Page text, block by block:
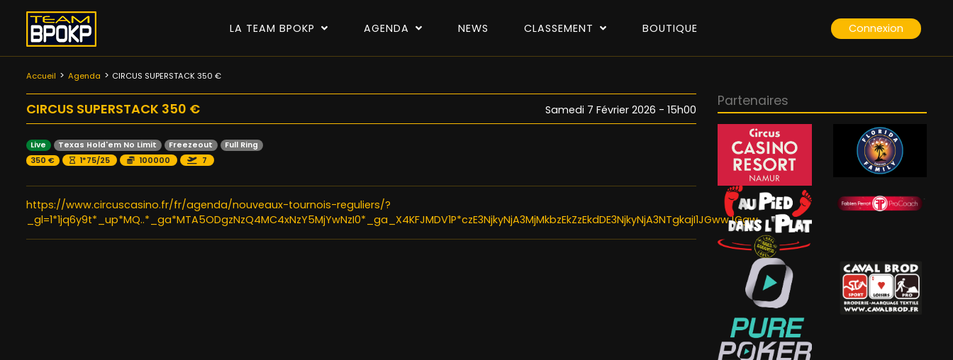
LA TEAM BPOKP AGENDA NEWS CLASSEMENT BOUTIQUE Connexion
Accueil Agenda CIRCUS SUPERSTACK 350 €
CIRCUS SUPERSTACK 350 € Samedi 7 Février 2026 - 15h00
Live Texas Hold'em No Limit Freezeout
Full Ring
350 €
1*75/25 100000 7
https://www.circuscasino.fr/fr/agenda/nouveaux-tournois-reguliers/?
_gl=1*1jq6y9t*_up*MQ..*_ga*MTA5ODgzNzQ4MC4xNzY5MjYwNzI0*_ga_X4KFJMDV1P*czE3NjkyNjA3MjMkbzEkZzEkdDE3NjkyNjA3NTgkajI1JGwwJGgw
Partenaires